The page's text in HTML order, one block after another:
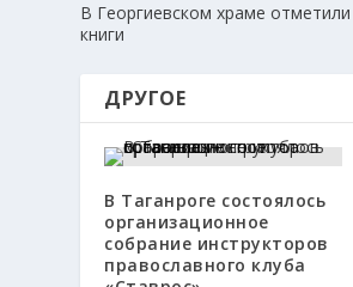
В Георгиевском храме
книги
ДРУГОЕ
В Таганроге состоялось
организационное
собрание инструкторов
православного клуба